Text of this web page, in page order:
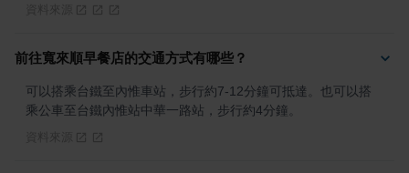
前往寬來順早餐店的交通方式有哪些？
可以搭乘台鐵至內惟車站，步行約7-12分鐘可抵達。也可以搭
乘公車至台鐵內惟站中華一路站，步行約4分鐘。